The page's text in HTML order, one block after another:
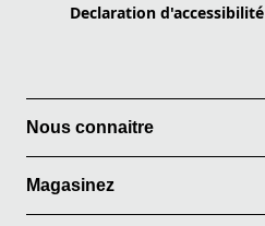
Declaration d'accessibilité
Nous connaitre
Magasinez